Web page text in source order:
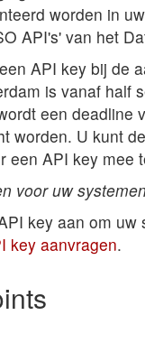
worden in
API's' van het
API key bij de
is vanaf half
een deadline
worden. U kunt
een API key mee
voor uw
key aan om
key aanvragen.